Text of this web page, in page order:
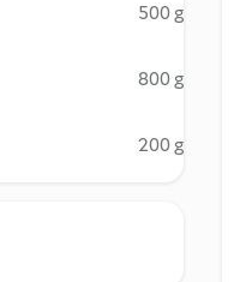
500 g
800 g
200 g